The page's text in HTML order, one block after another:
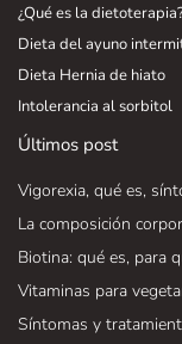
Últimos post
Vigorexia, qué es,
La composición
Biotina: qué es, para
Vitaminas para
Síntomas y
¿Qué es la
Dieta del ayuno
Dieta Hernia de hiato
Intolerancia al sorbitol